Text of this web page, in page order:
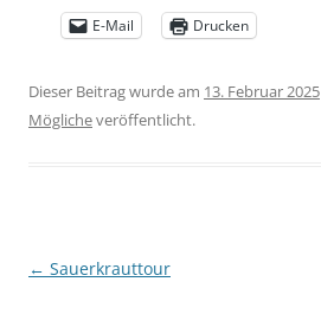
E-Mail
Drucken
Dieser Beitrag wurde am 13. Februar 2025
Möglicheveröffentlicht.
Beitragsnavigation
← Sauerkrauttour